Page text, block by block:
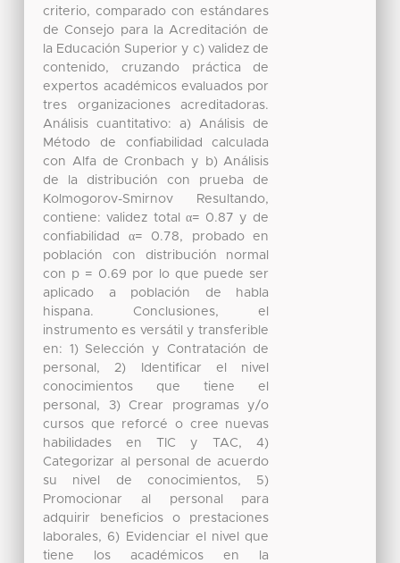
criterio, comparado con estándares
de Consejo para la Acreditación de
la Educación Superior y c) validez de
contenido, cruzando práctica de
expertos académicos evaluados por
tres organizaciones acreditadoras.
Análisis cuantitativo: a) Análisis de
Método de confiabilidad calculada
con Alfa de Cronbach y b) Análisis
de la distribución con prueba de
Kolmogorov-Smirnov Resultando,
contiene: validez total α= 0.87 y de
confiabilidad α= 0.78, probado en
población con distribución normal
con p = 0.69 por lo que puede ser
aplicado a población de habla
hispana. Conclusiones, el
instrumento es versátil y transferible
en: 1) Selección y Contratación de
personal, 2) Identificar el nivel
conocimientos que tiene el
personal, 3) Crear programas y/o
cursos que reforcé o cree nuevas
habilidades en TIC y TAC, 4)
Categorizar al personal de acuerdo
su nivel de conocimientos, 5)
Promocionar al personal para
adquirir beneficios o prestaciones
laborales, 6) Evidenciar el nivel que
tiene los académicos en la